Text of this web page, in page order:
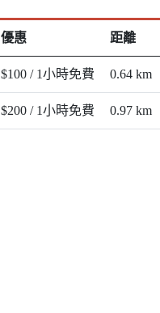
優惠 距離
$100 / 1小時免費 0.64 km
$200 / 1小時免費 0.97 km